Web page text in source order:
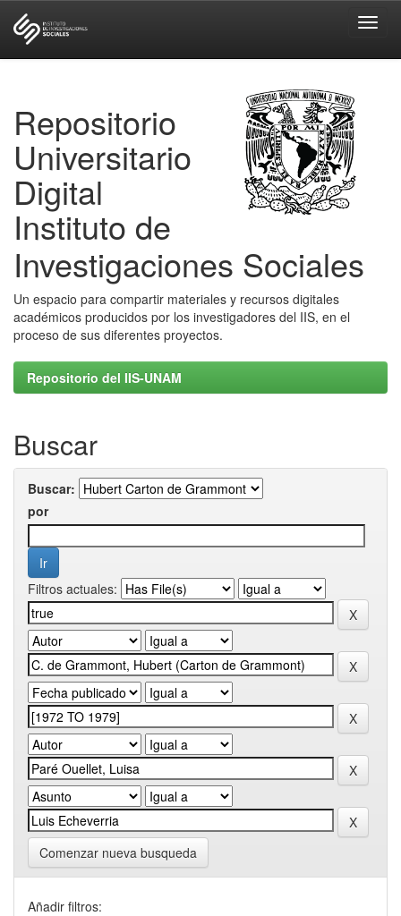
Repositorio
Universitario
Digital
Instituto de
Investigaciones Sociales
Un espacio para compartir materiales y recursos digitales
académicos producidos por los investigadores del IIS, en el
proceso de sus diferentes proyectos.
Repositorio del IIS-UNAM
Buscar
Buscar:
por
Filtros actuales:
Comenzar nueva busqueda
Añadir filtros: